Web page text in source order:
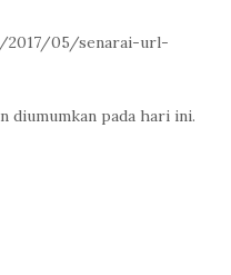
2017/05/senarai-url-
diumumkan pada hari ini.